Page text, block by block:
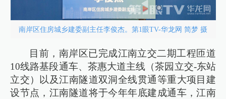
南岸区住房城乡建委副主任李俊杰。第1眼TV-华龙网 简梦 摄
目前，南岸区已完成江南立交二期工程匝道
10线路基段通车、茶惠大道主线（茶园立交-东站
立交）以及江南隧道双洞全线贯通等重大项目建
设节点，江南隧道将于今年年底建成通车，江南